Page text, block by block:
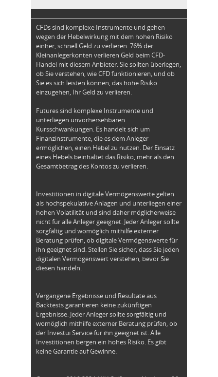
CFDs sind komplexe Instrumente und gehen
wegen der Hebelwirkung mit dem hohen Risiko
einher, schnell Geld zu verlieren. 76% der
Kleinanlegerkonten verlieren Geld beim CFD-
Handel mit diesem Anbieter. Sie sollten überlegen,
ob Sie verstehen, wie CFD funktionieren, und ob
Sie es sich leisten können, das hohe Risiko
einzugehen, Ihr Geld zu verlieren.
Futures sind komplexe Instrumente und
unterliegen unvorhersehbaren
Kursschwankungen. Es handelt sich um
Finanzinstrumente, die es dem Anleger
ermöglichen, einen Hebel zu nutzen. Der Einsatz
eines Hebels beinhaltet das Risiko, mehr als den
Gesamtbetrag des Kontos zu verlieren.
Investitionen in digitale Vermögenswerte gelten
als hochspekulative Anlagen und unterliegen einer
hohen Volatilität und sind daher möglicherweise
nicht für alle Anleger geeignet. Jeder Anleger sollte
sorgfältig und womöglich mithilfe externer
Beratung prüfen, ob digitale Vermögenswerte für
ihn geeignet sind. Stellen Sie sicher, dass Sie jeden
digitalen Vermögenswert verstehen, bevor Sie
diesen handeln.
Vergangene Ergebnisse und Resultate aus
Backtests garantieren keine zukünftigen
Ergebnisse. Jeder Anleger sollte sorgfältig und
womöglich mithilfe externer Beratung prüfen, ob
der Investui Service für ihn geeignet ist. Alle
Investitionen bergen ein hohes Risiko. Es gibt
keine Garantie auf Gewinne.